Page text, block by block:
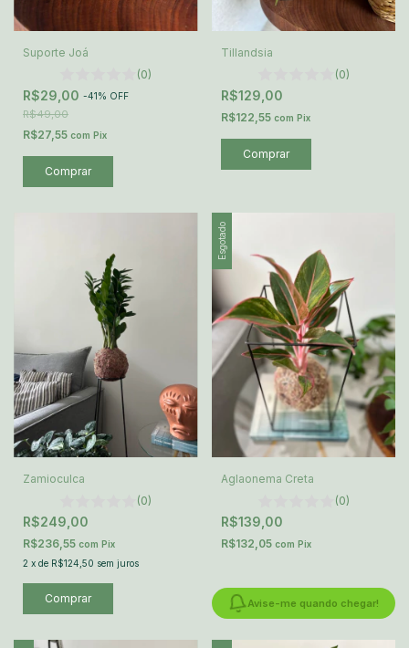
Suporte Joá
(0)
R$29,00 -41% OFF
R$49,00
R$27,55 com Pix
Tillandsia
(0)
R$129,00
R$122,55 com Pix
Zamioculca
(0)
R$249,00
R$236,55 com Pix
2 x de R$124,50 sem juros
Esgotado
Aglaonema Creta
(0)
R$139,00
R$132,05 com Pix
Avise-me quando chegar!